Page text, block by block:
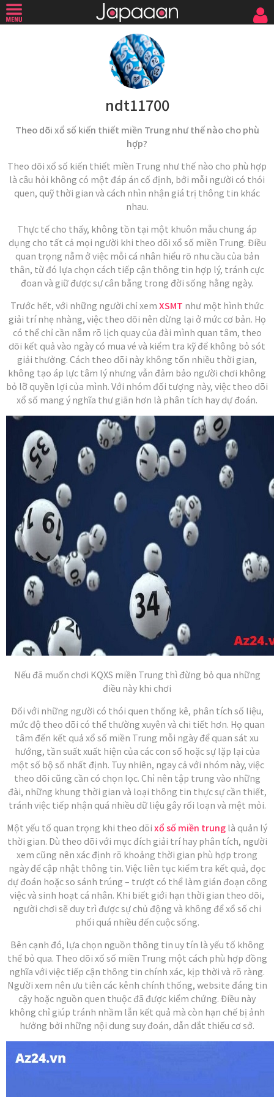
ndt11700
Theo dõi xổ số kiến thiết miền Trung như thế nào cho phù
hợp?
Theo dõi xổ số kiến thiết miền Trung như thế nào cho phù hợp
là câu hỏi không có một đáp án cố định, bởi mỗi người có thói
quen, quỹ thời gian và cách nhìn nhận giá trị thông tin khác
nhau.
Thực tế cho thấy, không tồn tại một khuôn mẫu chung áp
dụng cho tất cả mọi người khi theo dõi xổ số miền Trung. Điều
quan trọng nằm ở việc mỗi cá nhân hiểu rõ nhu cầu của bản
thân, từ đó lựa chọn cách tiếp cận thông tin hợp lý, tránh cực
đoan và giữ được sự cân bằng trong đời sống hằng ngày.
Trước hết, với những người chỉ xemXSMT như một hình thức
giải trí nhẹ nhàng, việc theo dõi nên dừng lại ở mức cơ bản. Họ
có thể chỉ cần nắm rõ lịch quay của đài mình quan tâm, theo
dõi kết quả vào ngày có mua vé và kiểm tra kỹ để không bỏ sót
giải thưởng. Cách theo dõi này không tốn nhiều thời gian,
không tạo áp lực tâm lý nhưng vẫn đảm bảo người chơi không
bỏ lỡ quyền lợi của mình. Với nhóm đối tượng này, việc theo dõi
xổ số mang ý nghĩa thư giãn hơn là phân tích hay dự đoán.
Nếu đã muốn chơi KQXS miền Trung thì đừng bỏ qua những
điều này khi chơi
Đối với những người có thói quen thống kê, phân tích số liệu,
mức độ theo dõi có thể thường xuyên và chi tiết hơn. Họ quan
tâm đến kết quả xổ số miền Trung mỗi ngày để quan sát xu
hướng, tần suất xuất hiện của các con số hoặc sự lặp lại của
một số bộ số nhất định. Tuy nhiên, ngay cả với nhóm này, việc
theo dõi cũng cần có chọn lọc. Chỉ nên tập trung vào những
đài, những khung thời gian và loại thông tin thực sự cần thiết,
tránh việc tiếp nhận quá nhiều dữ liệu gây rối loạn và mệt mỏi.
Một yếu tố quan trọng khi theo dõixổ số miền trunglà quản lý
thời gian. Dù theo dõi với mục đích giải trí hay phân tích, người
xem cũng nên xác định rõ khoảng thời gian phù hợp trong
ngày để cập nhật thông tin. Việc liên tục kiểm tra kết quả, đọc
dự đoán hoặc so sánh trúng – trượt có thể làm gián đoạn công
việc và sinh hoạt cá nhân. Khi biết giới hạn thời gian theo dõi,
người chơi sẽ duy trì được sự chủ động và không để xổ số chi
phối quá nhiều đến cuộc sống.
Bên cạnh đó, lựa chọn nguồn thông tin uy tín là yếu tố không
thể bỏ qua. Theo dõi xổ số miền Trung một cách phù hợp đồng
nghĩa với việc tiếp cận thông tin chính xác, kịp thời và rõ ràng.
Người xem nên ưu tiên các kênh chính thống, website đáng tin
cậy hoặc nguồn quen thuộc đã được kiểm chứng. Điều này
không chỉ giúp tránh nhầm lẫn kết quả mà còn hạn chế bị ảnh
hưởng bởi những nội dung suy đoán, dẫn dắt thiếu cơ sở.